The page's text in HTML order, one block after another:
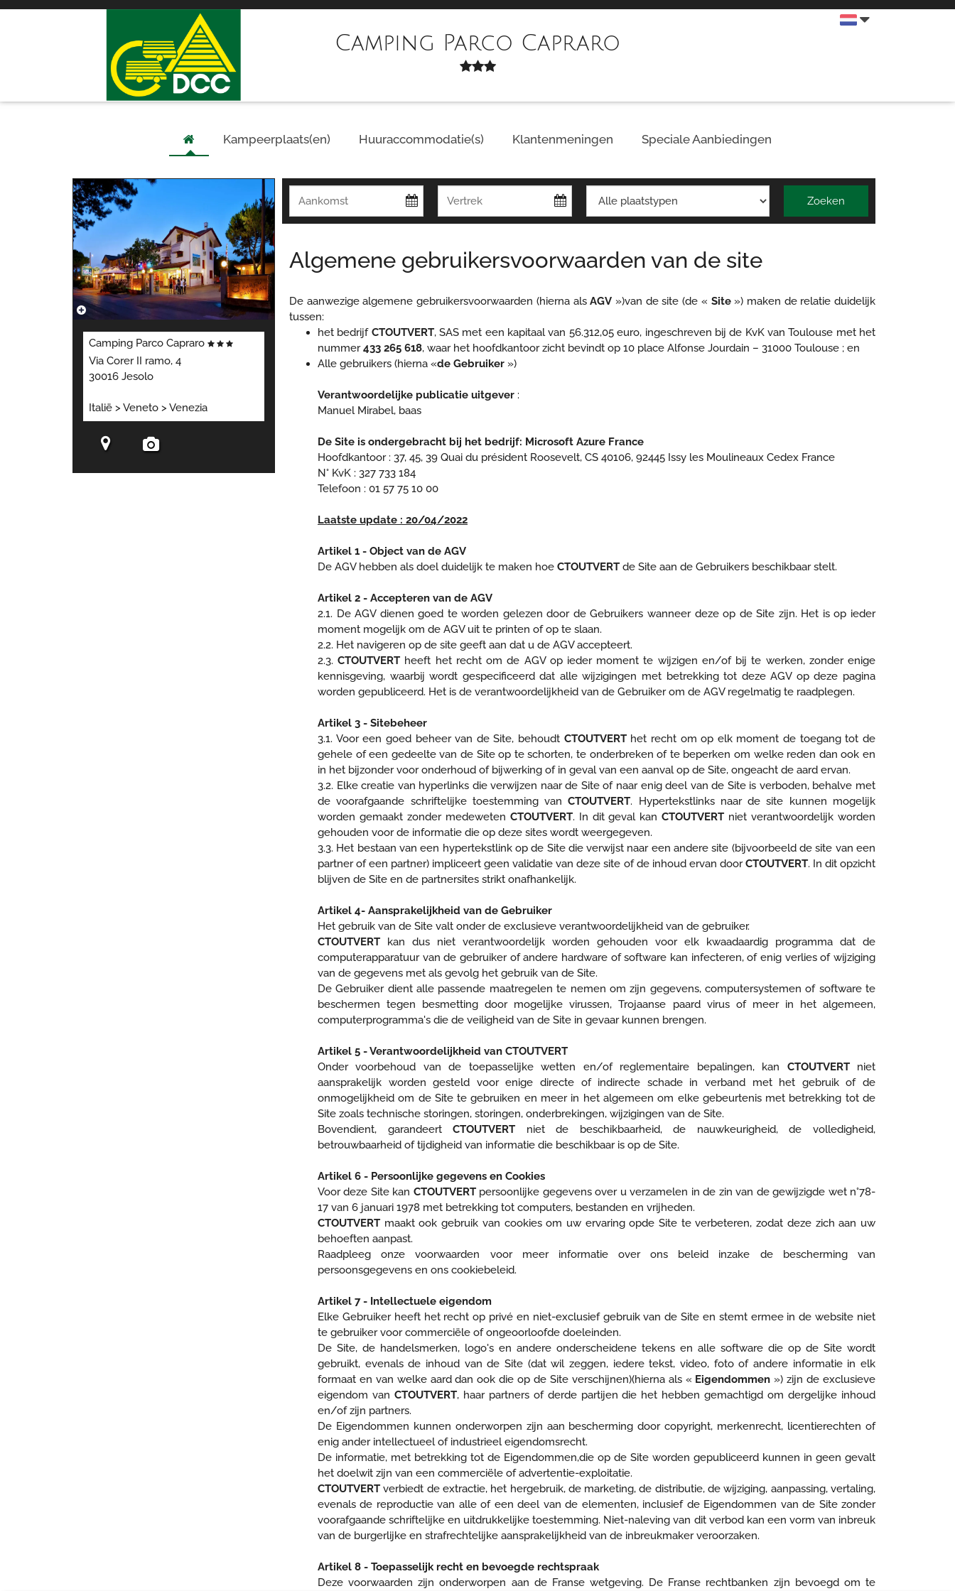
Camping Parco Capraro
Kampeerplaats(en) Huuraccommodatie(s) Klantenmeningen Speciale Aanbiedingen
Camping Parco Capraro
Via Corer II ramo, 4
30016 Jesolo
Italië > Veneto > Venezia
Zoeken
Algemene gebruikersvoorwaarden van de site
De aanwezige algemene gebruikersvoorwaarden (hierna alsAGV »)van de site (de « Site») maken de relatie duidelijk
tussen:
het bedrijf CTOUTVERT, SAS met een kapitaal van 56.312,05 euro, ingeschreven bij de KvK van Toulouse met het
nummer433 265 618, waar het hoofdkantoor zicht bevindt op 10 place Alfonse Jourdain – 31000 Toulouse ; en
Alle gebruikers (hierna «de Gebruiker »)
Verantwoordelijke publicatie uitgever :
Manuel Mirabel, baas
De Site is ondergebracht bij het bedrijf: Microsoft Azure France
Hoofdkantoor : 37, 45, 39 Quai du président Roosevelt, CS 40106, 92445 Issy les Moulineaux Cedex France
N° KvK : 327 733 184
Telefoon : 01 57 75 10 00
Laatste update : 20/04/2022
Artikel 1 - Object van de AGV
De AGV hebben als doel duidelijk te maken hoe CTOUTVERT de Site aan de Gebruikers beschikbaar stelt.
Artikel 2 - Accepteren van de AGV
2.1. De AGV dienen goed te worden gelezen door de Gebruikers wanneer deze op de Site zijn. Het is op ieder
moment mogelijk om de AGV uit te printen of op te slaan.
2.2. Het navigeren op de site geeft aan dat u de AGV accepteert.
2.3.CTOUTVERT heeft het recht om de AGV op ieder moment te wijzigen en/of bij te werken, zonder enige
kennisgeving, waarbij wordt gespecificeerd dat alle wijzigingen met betrekking tot deze AGV op deze pagina
worden gepubliceerd. Het is de verantwoordelijkheid van de Gebruiker om de AGV regelmatig te raadplegen.
Artikel 3 - Sitebeheer
3.1. Voor een goed beheer van de Site, behoudt CTOUTVERThet recht om op elk moment de toegang tot de
gehele of een gedeelte van de Site op te schorten, te onderbreken of te beperken om welke reden dan ook en
in het bijzonder voor onderhoud of bijwerking of in geval van een aanval op de Site, ongeacht de aard ervan.
3.2. Elke creatie van hyperlinks die verwijzen naar de Site of naar enig deel van de Site is verboden, behalve met
de voorafgaande schriftelijke toestemming vanCTOUTVERT. Hypertekstlinks naar de site kunnen mogelijk
worden gemaakt zonder medeweten CTOUTVERT. In dit geval kanCTOUTVERT niet verantwoordelijk worden
gehouden voor de informatie die op deze sites wordt weergegeven.
3.3. Het bestaan van een hypertekstlink op de Site die verwijst naar een andere site (bijvoorbeeld de site van een
partner of een partner) impliceert geen validatie van deze site of de inhoud ervan doorCTOUTVERT. In dit opzicht
blijven de Site en de partnersites strikt onafhankelijk.
Artikel 4- Aansprakelijkheid van de Gebruiker
Het gebruik van de Site valt onder de exclusieve verantwoordelijkheid van de gebruiker.
CTOUTVERT kan dus niet verantwoordelijk worden gehouden voor elk kwaadaardig programma dat de
computerapparatuur van de gebruiker of andere hardware of software kan infecteren, of enig verlies of wijziging
van de gegevens met als gevolg het gebruik van de Site.
De Gebruiker dient alle passende maatregelen te nemen om zijn gegevens, computersystemen of software te
beschermen tegen besmetting door mogelijke virussen, Trojaanse paard virus of meer in het algemeen,
computerprogramma's die de veiligheid van de Site in gevaar kunnen brengen.
Artikel 5 - Verantwoordelijkheid van CTOUTVERT
Onder voorbehoud van de toepasselijke wetten en/of reglementaire bepalingen, kan CTOUTVERTniet
aansprakelijk worden gesteld voor enige directe of indirecte schade in verband met het gebruik of de
onmogelijkheid om de Site te gebruiken en meer in het algemeen om elke gebeurtenis met betrekking tot de
Site zoals technische storingen, storingen, onderbrekingen, wijzigingen van de Site.
Bovendient, garandeertCTOUTVERT niet de beschikbaarheid, de nauwkeurigheid, de volledigheid,
betrouwbaarheid of tijdigheid van informatie die beschikbaar is op de Site.
Artikel 6 - Persoonlijke gegevens en Cookies
Voor deze Site kan CTOUTVERTpersoonlijke gegevens over u verzamelen in de zin van de gewijzigde wet n°78-
17 van 6 januari 1978 met betrekking tot computers, bestanden en vrijheden.
CTOUTVERT maakt ook gebruik van cookies om uw ervaring opde Site te verbeteren, zodat deze zich aan uw
behoeften aanpast.
Raadpleeg onze voorwaarden voor meer informatie over ons beleid inzake de bescherming van
persoonsgegevens en ons cookiebeleid.
Artikel 7 - Intellectuele eigendom
Elke Gebruiker heeft het recht op privé en niet-exclusief gebruik van de Site en stemt ermee in de website niet
te gebruiker voor commerciële of ongeoorloofde doeleinden.
De Site, de handelsmerken, logo's en andere onderscheidene tekens en alle software die op de Site wordt
gebruikt, evenals de inhoud van de Site (dat wil zeggen, iedere tekst, video, foto of andere informatie in elk
formaat en van welke aard dan ook die op de Site verschijnen)(hierna als « Eigendommen ») zijn de exclusieve
eigendom van CTOUTVERT, haar partners of derde partijen die het hebben gemachtigd om dergelijke inhoud
en/of zijn partners.
De Eigendommen kunnen onderworpen zijn aan bescherming door copyright, merkenrecht, licentierechten of
enig ander intellectueel of industrieel eigendomsrecht.
De informatie, met betrekking tot de Eigendommen,die op de Site worden gepubliceerd kunnen in geen gevalt
het doelwit zijn van een commerciële of advertentie-exploitatie.
CTOUTVERT verbiedt de extractie, het hergebruik, de marketing, de distributie, de wijziging, aanpassing, vertaling,
evenals de reproductie van alle of een deel van de elementen, inclusief de Eigendommen van de Site zonder
voorafgaande schriftelijke en uitdrukkelijke toestemming. Niet-naleving van dit verbod kan een vorm van inbreuk
van de burgerlijke en strafrechtelijke aansprakelijkheid van de inbreukmaker veroorzaken.
Artikel 8 - Toepasselijk recht en bevoegde rechtspraak
Deze voorwaarden zijn onderworpen aan de Franse wetgeving. De Franse rechtbanken zijn bevoegd om te